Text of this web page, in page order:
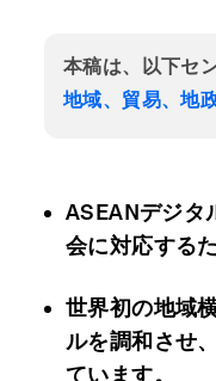
本稿は、以下セ
地域、貿易、地
ASEANデジタ
会に対応する
世界初の地域
ルを調和させ
ています。